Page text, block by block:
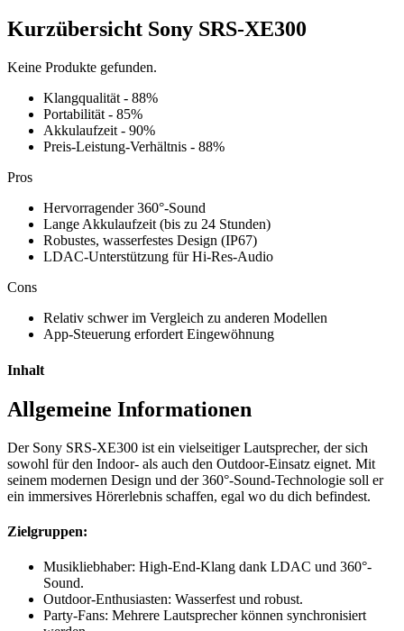
Kurzübersicht Sony SRS-XE300
Keine Produkte gefunden.
Klangqualität - 88%
Portabilität - 85%
Akkulaufzeit - 90%
Preis-Leistung-Verhältnis - 88%
Pros
Hervorragender 360°-Sound
Lange Akkulaufzeit (bis zu 24 Stunden)
Robustes, wasserfestes Design (IP67)
LDAC-Unterstützung für Hi-Res-Audio
Cons
Relativ schwer im Vergleich zu anderen Modellen
App-Steuerung erfordert Eingewöhnung
Inhalt
Allgemeine Informationen
Der Sony SRS-XE300 ist ein vielseitiger Lautsprecher, der sich
sowohl für den Indoor- als auch den Outdoor-Einsatz eignet. Mit
seinem modernen Design und der 360°-Sound-Technologie soll er
ein immersives Hörerlebnis schaffen, egal wo du dich befindest.
Zielgruppen:
Musikliebhaber: High-End-Klang dank LDAC und 360°-
Sound.
Outdoor-Enthusiasten: Wasserfest und robust.
Party-Fans: Mehrere Lautsprecher können synchronisiert